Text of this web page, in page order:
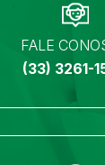
FALE
(33) 3261-